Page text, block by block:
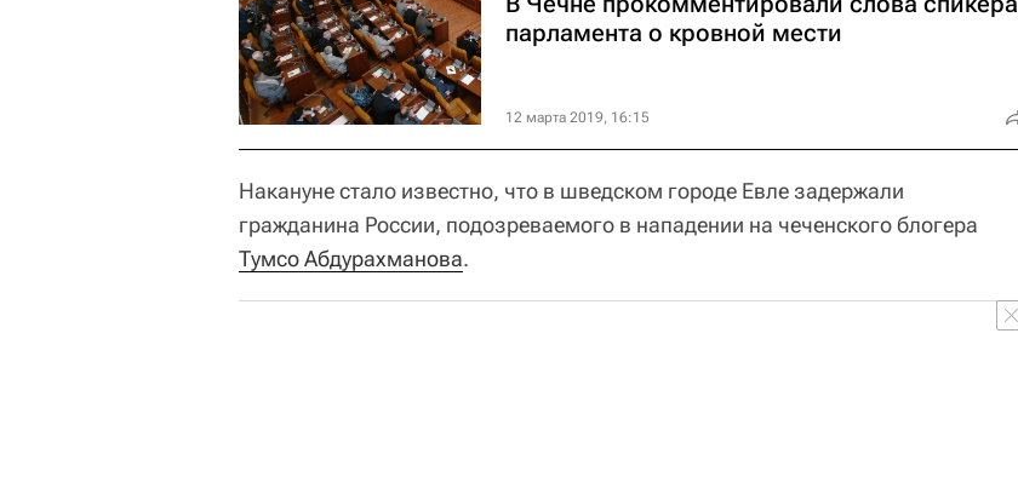
парламента о кровной мести
12 марта 2019, 16:15
Накануне стало известно, что в шведском городе Евле задержали
гражданина России, подозреваемого в нападении на чеченского блогера
Тумсо Абдурахманова.